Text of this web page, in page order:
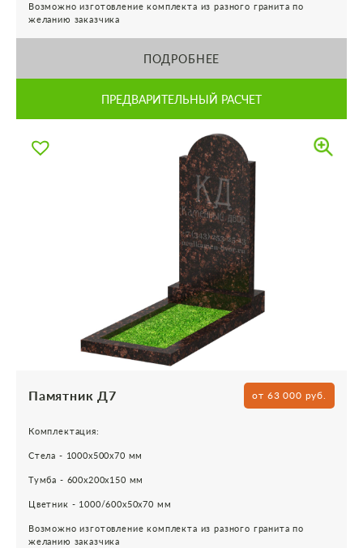
Возможно изготовление комплекта из разного гранита по
желанию заказчика
ПОДРОБНЕЕ
ПРЕДВАРИТЕЛЬНЫЙ РАСЧЕТ
Памятник Д7 от 63 000 руб.
Комплектация:
Стела - 1000х500х70 мм
Тумба - 600х200х150 мм
Цветник - 1000/600х50х70 мм
Возможно изготовление комплекта из разного гранита по
желанию заказчика